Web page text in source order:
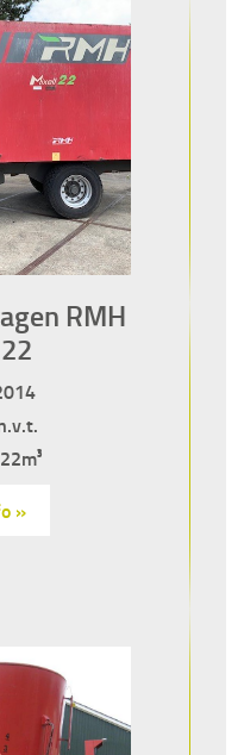
RMH
»